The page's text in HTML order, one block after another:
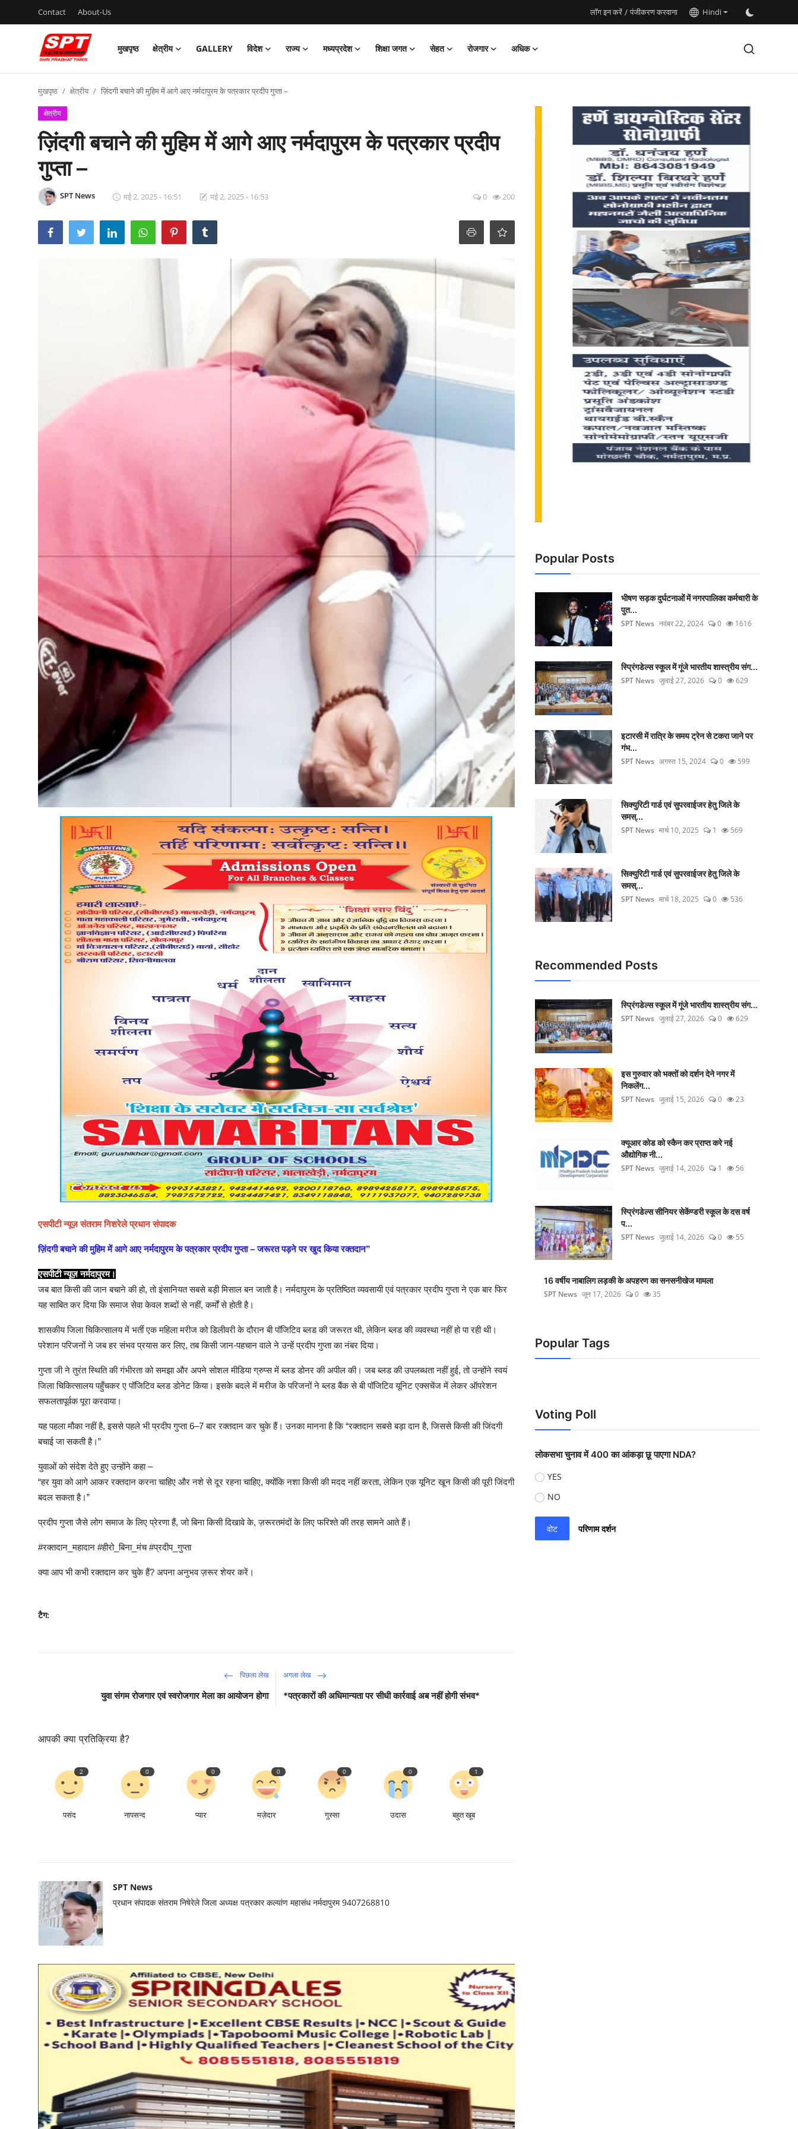
Contact About-Us लॉग इन करें/ पंजीकरण करवाना Hindi
मुखपृष्ठ क्षेत्रीय GALLERY विदेश राज्य मध्यप्रदेश शिक्षा जगत सेहत रोजगार
अधिक
Contact
About-Us
मुखपृष्ठ क्षेत्रीय ज़िंदगी बचाने की मुहिम में आगे आए नर्मदापुरम के पत्रकार प्रदीप गुप्ता –
क्षेत्रीय
ज़िंदगी बचाने की मुहिम में आगे आए नर्मदापुरम के पत्रकार प्रदीप
गुप्ता –
SPT News मई 2, 2025 - 16:51 मई 2, 2025 - 16:53 0 200
एसपीटी न्यूज़ संतराम निशरेले प्रधान संपादक
ज़िंदगी बचाने की मुहिम में आगे आए नर्मदापुरम के पत्रकार प्रदीप गुप्ता – जरूरत पड़ने पर खुद किया रक्तदान”
एसपीटी न्यूज़ नर्मदापुरम।
जब बात किसी की जान बचाने की हो, तो इंसानियत सबसे बड़ी मिसाल बन जाती है। नर्मदापुरम के प्रतिष्ठित व्यवसायी एवं पत्रकार प्रदीप गुप्ता ने एक बार फिर
यह साबित कर दिया कि समाज सेवा केवल शब्दों से नहीं, कर्मों से होती है।
शासकीय जिला चिकित्सालय में भर्ती एक महिला मरीज को डिलीवरी के दौरान बी पॉजिटिव ब्लड की जरूरत थी, लेकिन ब्लड की व्यवस्था नहीं हो पा रही थी।
परेशान परिजनों ने जब हर संभव प्रयास कर लिए, तब किसी जान-पहचान वाले ने उन्हें प्रदीप गुप्ता का नंबर दिया।
गुप्ता जी ने तुरंत स्थिति की गंभीरता को समझा और अपने सोशल मीडिया ग्रुप्स में ब्लड डोनर की अपील की। जब ब्लड की उपलब्धता नहीं हुई, तो उन्होंने स्वयं
जिला चिकित्सालय पहुँचकर ए पॉजिटिव ब्लड डोनेट किया। इसके बदले में मरीज के परिजनों ने ब्लड बैंक से बी पॉजिटिव यूनिट एक्सचेंज में लेकर ऑपरेशन
सफलतापूर्वक पूरा करवाया।
यह पहला मौका नहीं है, इससे पहले भी प्रदीप गुप्ता 6–7 बार रक्तदान कर चुके हैं। उनका मानना है कि “रक्तदान सबसे बड़ा दान है, जिससे किसी की जिंदगी
बचाई जा सकती है।”
युवाओं को संदेश देते हुए उन्होंने कहा –
“हर युवा को आगे आकर रक्तदान करना चाहिए और नशे से दूर रहना चाहिए, क्योंकि नशा किसी की मदद नहीं करता, लेकिन एक यूनिट खून किसी की पूरी जिंदगी
बदल सकता है।”
प्रदीप गुप्ता जैसे लोग समाज के लिए प्रेरणा हैं, जो बिना किसी दिखावे के, ज़रूरतमंदों के लिए फरिश्ते की तरह सामने आते हैं।
#रक्तदान_महादान #हीरो_बिना_मंच #प्रदीप_गुप्ता
क्या आप भी कभी रक्तदान कर चुके हैं? अपना अनुभव ज़रूर शेयर करें।
टैग:
पिछला लेख
युवा संगम रोजगार एवं स्‍वरोजगार मेला का आयोजन होगा
अगला लेख
*पत्रकारों की अधिमान्यता पर सीधी कार्रवाई अब नहीं होगी संभव*
आपकी क्या प्रतिक्रिया है?
2
पसंद
0
नापसन्द
0
प्यार
0
मज़ेदार
0
गुस्सा
0
उदास
1
बहुत खूब
SPT News
प्रधान संपादक संतराम निषेरेले जिला अध्यक्ष पत्रकार कल्यांण महासंध नर्मदापुरम 9407268810
Popular Posts
भीषण सड़क दुर्घटनाओं में नगरपालिका कर्मचारी के
पुत...
SPT News नवंबर 22, 2024 0 1616
स्प्रिंगडेल्स स्कूल में गूंजे भारतीय शास्त्रीय संग...
SPT News जुलाई 27, 2026 0 629
इटारसी में रात्रि के समय ट्रेन से टकरा जाने पर
गंभ...
SPT News अगस्त 15, 2024 0 599
सिक्‍युरिटी गार्ड एवं सुपरवाईजर हेतु जिले के
समस्...
SPT News मार्च 10, 2025 1 569
सिक्‍युरिटी गार्ड एवं सुपरवाईजर हेतु जिले के
समस्...
SPT News मार्च 18, 2025 0 536
Recommended Posts
स्प्रिंगडेल्स स्कूल में गूंजे भारतीय शास्त्रीय संग...
SPT News जुलाई 27, 2026 0 629
इस गुरुवार को भक्तों को दर्शन देने नगर में
निकलेंग...
SPT News जुलाई 15, 2026 0 23
क्यूआर कोड को स्कैन कर प्राप्त करे नई
औद्योगिक नी...
SPT News जुलाई 14, 2026 1 56
स्प्रिंगडेल्स सीनियर सेकेंण्डरी स्कूल के दस वर्ष
प...
SPT News जुलाई 14, 2026 0 55
16 वर्षीय नाबालिग लड़की के अपहरण का सनसनीखेज मामला
SPT News जून 17, 2026 0 35
Popular Tags
Voting Poll
लोकसभा चुनाव में 400 का आंकड़ा छू पाएगा NDA?
YES
NO
वोट परिणाम दर्शन